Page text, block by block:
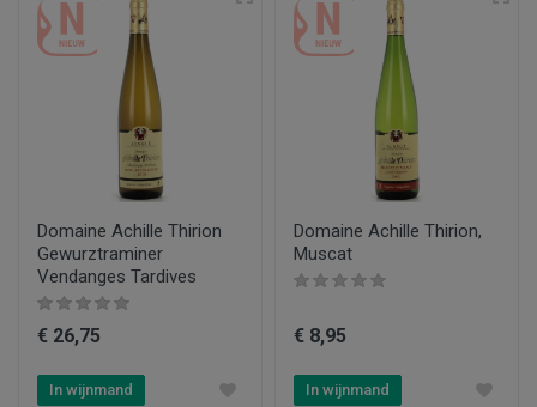
Domaine Achille Thirion
Gewurztraminer
Vendanges Tardives
€ 26,75
In wijnmand
Domaine Achille Thirion,
Muscat
€ 8,95
In wijnmand